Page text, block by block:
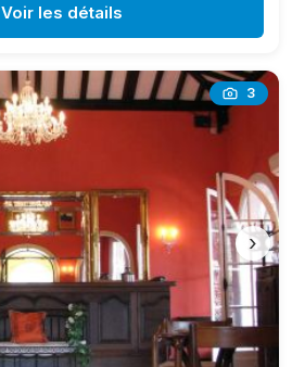
Voir les détails
3
›